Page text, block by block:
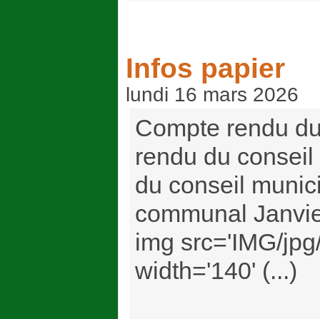
Infos papier
lundi 16 mars 2026
Compte rendu
rendu du
du conseil
communal
img src='IMG/
width='140' (...)